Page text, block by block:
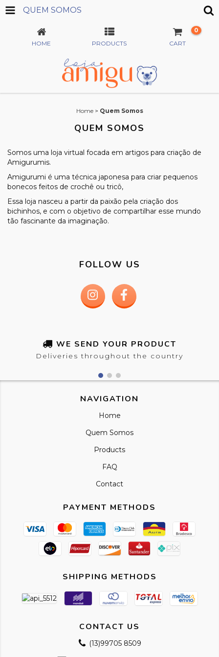
QUEM SOMOS
HOME PRODUCTS CART
0
Home > Quem Somos
QUEM SOMOS
Somos uma loja virtual focada em artigos para criação de
Amigurumis.
Amigurumi é uma técnica japonesa para criar pequenos
bonecos feitos de crochê ou tricô,
Essa loja nasceu a partir da paixão pela criação dos
bichinhos, e com o objetivo de compartilhar esse mundo
tão fascinante da imaginação.
FOLLOW US
WE SEND YOUR PRODUCT
Deliveries throughout the country
NAVIGATION
Home
Quem Somos
Products
FAQ
Contact
PAYMENT METHODS
SHIPPING METHODS
CONTACT US
(13)99705 8509